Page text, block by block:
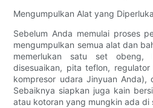
Mengumpulkan Alat yang
Sebelum Anda memulai proses
mengumpulkan semua alat dan
memerlukan satu set
disesuaikan, pita teflon,
kompresor udara Jinyuan Anda),
Sebaiknya siapkan juga kain
atau kotoran yang mungkin ada di